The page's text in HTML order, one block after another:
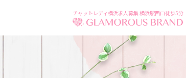
チャットレディ横浜求人募集 横浜駅西口徒歩5分